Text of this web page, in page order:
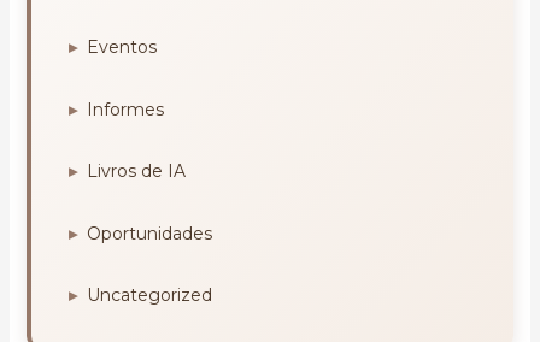
Eventos
Informes
Livros de IA
Oportunidades
Uncategorized